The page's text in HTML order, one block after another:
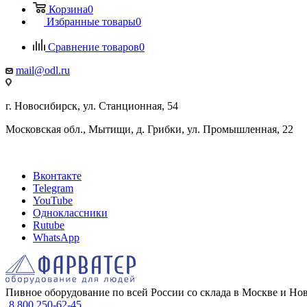
Корзина0
Избранные товары0
Сравнение товаров0
mail@odl.ru
г. Новосибирск, ул. Станционная, 54
Московская обл., Мытищи, д. Грибки, ул. Промышленная, 22
Вконтакте
Telegram
YouTube
Одноклассники
Rutube
WhatsApp
Пивное оборудование по всей России со склада в Москве и
8 800 250-62-45